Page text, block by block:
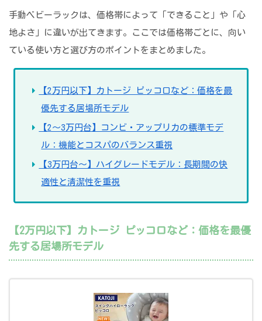
手動ベビーラックは、価格帯によって「できること」や「心
地よさ」に違いが出てきます。ここでは価格帯ごとに、向い
ている使い方と選び方のポイントをまとめました。
【2万円以下】カトージ ピッコロなど：価格を最
優先する居場所モデル
【2～3万円台】コンビ・アップリカの標準モデ
ル：機能とコスパのバランス重視
【3万円台～】ハイグレードモデル：長期間の快
適性と清潔性を重視
【2万円以下】カトージ ピッコロなど：価格を最優
先する居場所モデル